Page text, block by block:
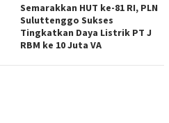
Semarakkan HUT ke-81 RI, PLN
Suluttenggo Sukses
Tingkatkan Daya Listrik PT J
RBM ke 10 Juta VA